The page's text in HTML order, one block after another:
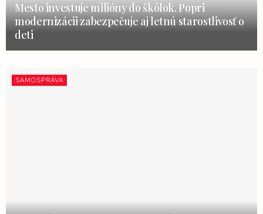
Mesto investuje milióny do škôlok. Popri
modernizácii zabezpečuje aj letnú starostlivosť o
deti
SAMOSPRÁVA